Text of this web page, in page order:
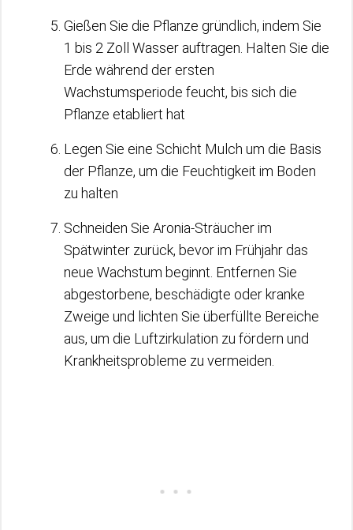
Gießen Sie die Pflanze gründlich, indem Sie
1 bis 2 Zoll Wasser auftragen. Halten Sie die
Erde während der ersten
Wachstumsperiode feucht, bis sich die
Pflanze etabliert hat
Legen Sie eine Schicht Mulch um die Basis
der Pflanze, um die Feuchtigkeit im Boden
zu halten
Schneiden Sie Aronia-Sträucher im
Spätwinter zurück, bevor im Frühjahr das
neue Wachstum beginnt. Entfernen Sie
abgestorbene, beschädigte oder kranke
Zweige und lichten Sie überfüllte Bereiche
aus, um die Luftzirkulation zu fördern und
Krankheitsprobleme zu vermeiden.